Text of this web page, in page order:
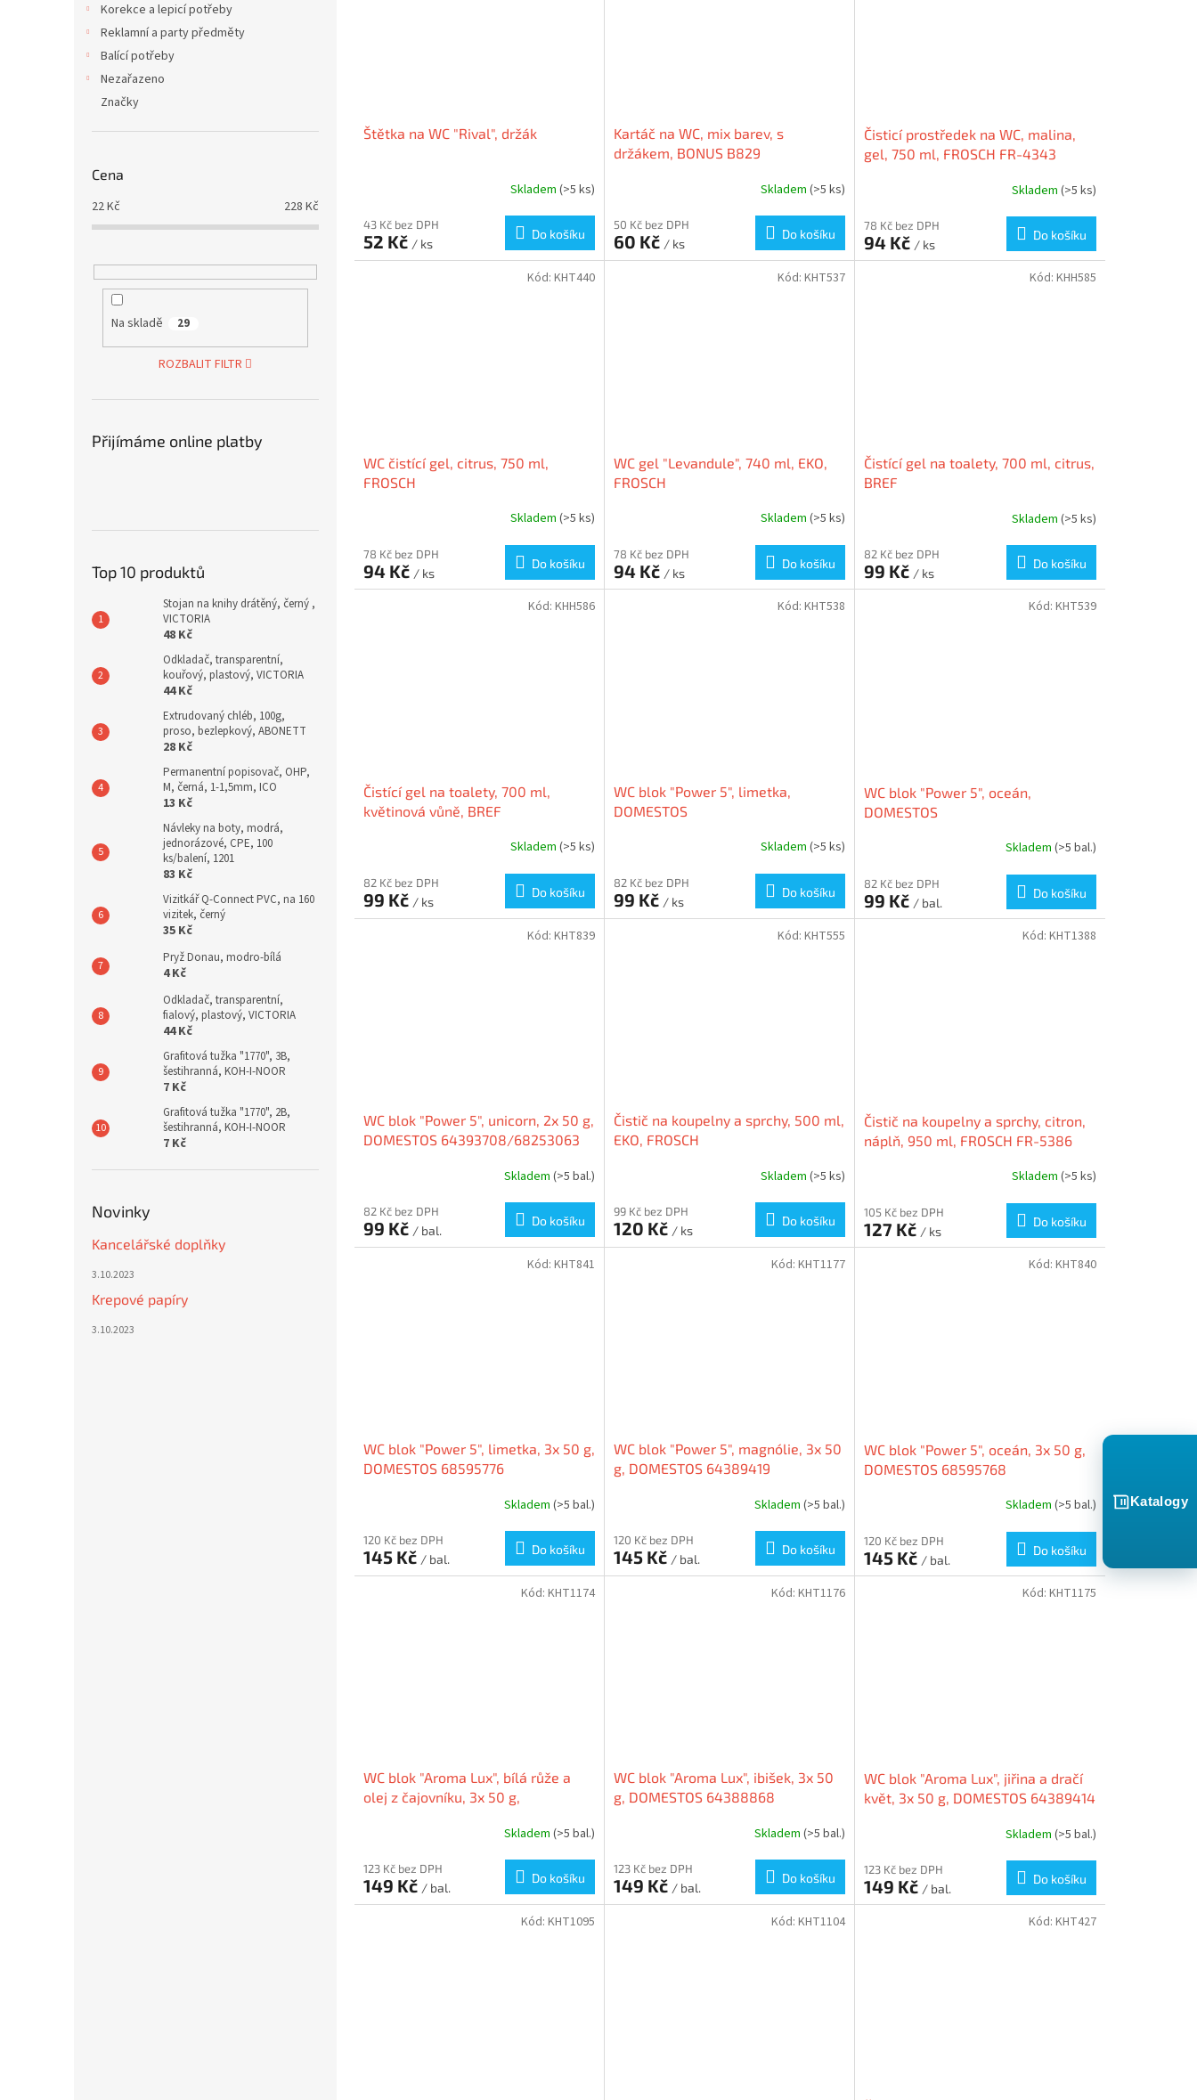
Korekce a lepicí potřeby
Reklamní a party předměty
Balící potřeby
Nezařazeno
Značky
Cena
22Kč 228 Kč
Na skladě 29
ROZBALIT FILTR
Přijímáme online platby
Top 10 produktů
Stojan na knihy drátěný, černý ,
VICTORIA
48 Kč
Odkladač, transparentní,
kouřový, plastový, VICTORIA
44 Kč
Extrudovaný chléb, 100g,
proso, bezlepkový, ABONETT
28 Kč
Permanentní popisovač, OHP,
M, černá, 1-1,5mm, ICO
13 Kč
Návleky na boty, modrá,
jednorázové, CPE, 100
ks/balení, 1201
83 Kč
Vizitkář Q-Connect PVC, na 160
vizitek, černý
35 Kč
Pryž Donau, modro-bílá
4 Kč
Odkladač, transparentní,
fialový, plastový, VICTORIA
44 Kč
Grafitová tužka "1770", 3B,
šestihranná, KOH-I-NOOR
7 Kč
Grafitová tužka "1770", 2B,
šestihranná, KOH-I-NOOR
7 Kč
Novinky
Kancelářské doplňky
3.10.2023
Krepové papíry
3.10.2023
Štětka na WC "Rival", držák
Skladem (>5 ks)
43 Kč bez DPH
52 Kč / ks
Do košíku
Kartáč na WC, mix barev, s
držákem, BONUS B829
Skladem (>5 ks)
50 Kč bez DPH
60 Kč / ks
Do košíku
Čisticí prostředek na WC, malina,
gel, 750 ml, FROSCH FR-4343
Skladem (>5 ks)
78 Kč bez DPH
94 Kč / ks
Do košíku
WC čistící gel, citrus, 750 ml,
FROSCH
Skladem (>5 ks)
78 Kč bez DPH
94 Kč / ks
Do košíku
Kód: KHT440
WC gel "Levandule", 740 ml, EKO,
FROSCH
Skladem (>5 ks)
78 Kč bez DPH
94 Kč / ks
Do košíku
Kód: KHT537
Čistící gel na toalety, 700 ml, citrus,
BREF
Skladem (>5 ks)
82 Kč bez DPH
99 Kč / ks
Do košíku
Kód: KHH585
Čistící gel na toalety, 700 ml,
květinová vůně, BREF
Skladem (>5 ks)
82 Kč bez DPH
99 Kč / ks
Do košíku
Kód: KHH586
WC blok "Power 5", limetka,
DOMESTOS
Skladem (>5 ks)
82 Kč bez DPH
99 Kč / ks
Do košíku
Kód: KHT538
WC blok "Power 5", oceán,
DOMESTOS
Skladem (>5 bal.)
82 Kč bez DPH
99 Kč / bal.
Do košíku
Kód: KHT539
WC blok "Power 5", unicorn, 2x 50 g,
DOMESTOS 64393708/68253063
Skladem (>5 bal.)
82 Kč bez DPH
99 Kč / bal.
Do košíku
Kód: KHT839
Čistič na koupelny a sprchy, 500 ml,
EKO, FROSCH
Skladem (>5 ks)
99 Kč bez DPH
120 Kč / ks
Do košíku
Kód: KHT555
Čistič na koupelny a sprchy, citron,
náplň, 950 ml, FROSCH FR-5386
Skladem (>5 ks)
105 Kč bez DPH
127 Kč / ks
Do košíku
Kód: KHT1388
WC blok "Power 5", limetka, 3x 50 g,
DOMESTOS 68595776
Skladem (>5 bal.)
120 Kč bez DPH
145 Kč / bal.
Do košíku
Kód: KHT841
WC blok "Power 5", magnólie, 3x 50
g, DOMESTOS 64389419
Skladem (>5 bal.)
120 Kč bez DPH
145 Kč / bal.
Do košíku
Kód: KHT1177
WC blok "Power 5", oceán, 3x 50 g,
DOMESTOS 68595768
Skladem (>5 bal.)
120 Kč bez DPH
145 Kč / bal.
Do košíku
Kód: KHT840
WC blok "Aroma Lux", bílá růže a
olej z čajovníku, 3x 50 g,
Skladem (>5 bal.)
123 Kč bez DPH
149 Kč / bal.
Do košíku
Kód: KHT1174
WC blok "Aroma Lux", ibišek, 3x 50
g, DOMESTOS 64388868
Skladem (>5 bal.)
123 Kč bez DPH
149 Kč / bal.
Do košíku
Kód: KHT1176
WC blok "Aroma Lux", jiřina a dračí
květ, 3x 50 g, DOMESTOS 64389414
Skladem (>5 bal.)
123 Kč bez DPH
149 Kč / bal.
Do košíku
Kód: KHT1175
Kód: KHT1095 Kód: KHT1104 Kód: KHT427
Katalogy